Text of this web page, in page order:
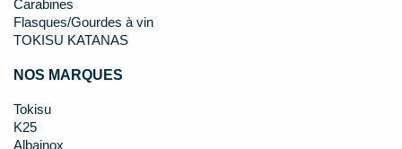
Carabines
Flasques/Gourdes à vin
TOKISU KATANAS
NOS MARQUES
Tokisu
K25
Albainox